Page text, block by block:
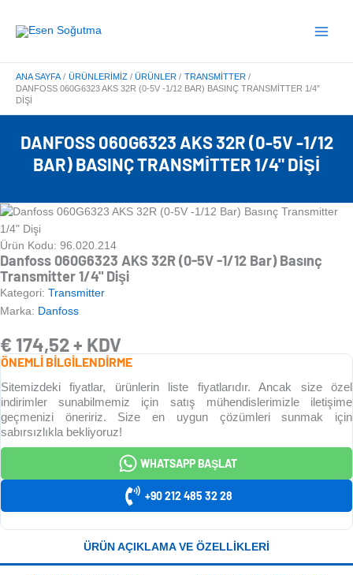
atla
Menu
ANA SAYFA ÜRÜNLERIMIZ ÜRÜNLER
TRANSMITTER
DANFOSS 060G6323 AKS 32R (0-5V -1/12 BAR) BASINÇ TRANSMITTER 1/4″
DIŞI
DANFOSS 060G6323 AKS 32R (0-5V -1/12
BAR) BASINÇ TRANSMITTER 1/4" DIŞI
Ürün Kodu: 96.020.214
Danfoss 060G6323 AKS 32R (0-5V -1/12 Bar) Basınç
Transmitter 1/4" Dişi
Kategori: Transmitter
Marka: Danfoss
€ 174,52+ KDV
ÖNEMLİ BİLGİLENDİRME
Sitemizdeki fiyatlar, ürünlerin liste fiyatlarıdır. Ancak size özel
indirimler sunabilmemiz için satış mühendislerimizle iletişime
geçmenizi öneririz. Size en uygun çözümleri sunmak için
sabırsızlıkla bekliyoruz!
WHATSAPP BAŞLAT
+90 212 485 32 28
ÜRÜN AÇIKLAMA VE ÖZELLIKLERI